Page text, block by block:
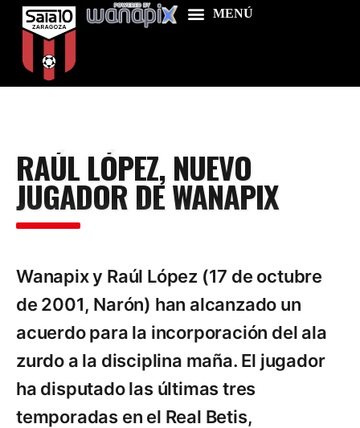
Food & Drink
Features
News
RAÚL LÓPEZ, NUEVO
JUGADOR DE WANAPIX
Wanapix y Raúl López (17 de octubre
de 2001, Narón) han alcanzado un
acuerdo para la incorporación del ala
zurdo a la disciplina maña. El jugador
ha disputado las últimas tres
temporadas en el Real Betis,